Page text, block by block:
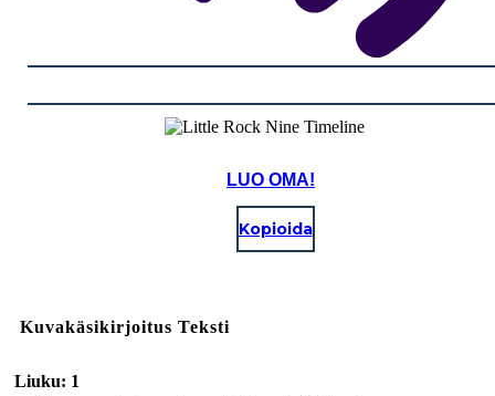
LUO OMA!
Kopioida
Kuvakäsikirjoitus Teksti
Liuku: 1